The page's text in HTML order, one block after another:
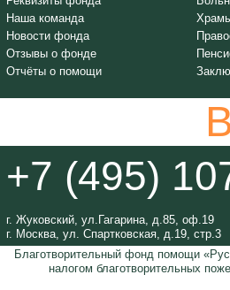
Наша команда
Новости фонда
Отзывы о фонде
Отчёты о помощи
+7 (495)
г. Жуковский, ул.Гагарина, д.85, оф.19
г. Москва, ул. Спартковская, д.19, стр.3
Благотворительный фонд помощи
налогом благотворительных